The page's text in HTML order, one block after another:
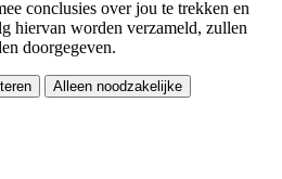
conclusies over jou te trekken en
hiervan worden verzameld, zullen
doorgegeven.
Alleen noodzakelijke